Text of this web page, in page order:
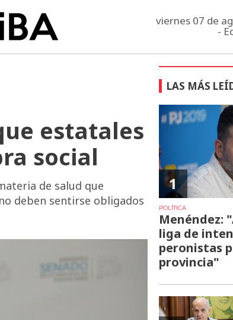
viernes 07 de
-
estatales
social
de salud que
deben sentirse obligados
LAS MÁS
1
POLÍTICA
Menéndez:
liga de
peronistas
provincia"